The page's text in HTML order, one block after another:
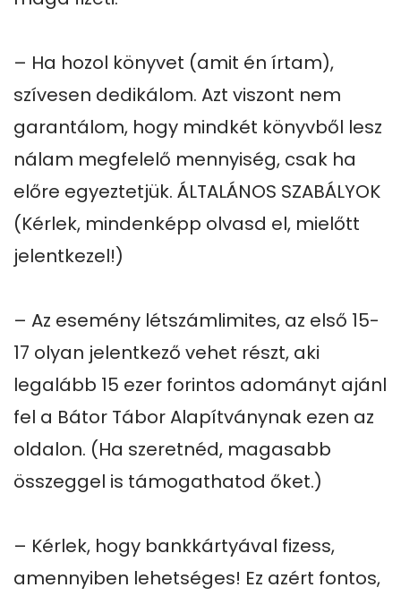
– Ha hozol könyvet (amit én írtam),
szívesen dedikálom. Azt viszont nem
garantálom, hogy mindkét könyvből lesz
nálam megfelelő mennyiség, csak ha
előre egyeztetjük. ÁLTALÁNOS SZABÁLYOK
(Kérlek, mindenképp olvasd el, mielőtt
jelentkezel!)
– Az esemény létszámlimites, az első 15-
17 olyan jelentkező vehet részt, aki
legalább 15 ezer forintos adományt ajánl
fel a Bátor Tábor Alapítványnak ezen az
oldalon. (Ha szeretnéd, magasabb
összeggel is támogathatod őket.)
– Kérlek, hogy bankkártyával fizess,
amennyiben lehetséges! Ez azért fontos,